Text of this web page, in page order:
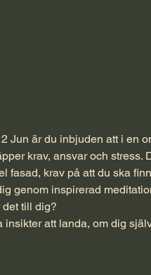
Jun är du inbjuden att i en
krav, ansvar och stress.
fasad, krav på att du ska
genom inspirerad
det till dig?
att landa, om dig